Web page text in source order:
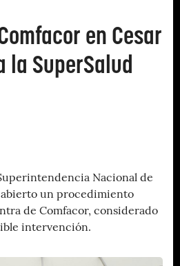
en Cesar
la SuperSalud
Nacional de
abierto un procedimiento
de Comfacor, considerado
intervención.